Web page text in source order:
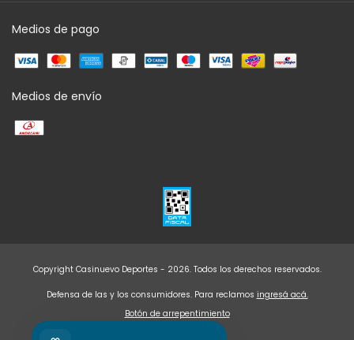
Medios de pago
Medios de envío
Copyright Casinuevo Deportes - 2026. Todos los derechos reservados.
Defensa de las y los consumidores. Para reclamos ingresá acá.
Botón de arrepentimiento